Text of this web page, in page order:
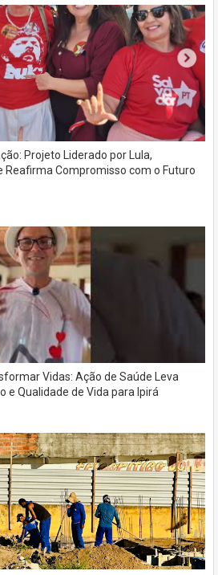
Projeto Liderado por Lula,
Reafirma Compromisso com o Futuro
Vidas: Ação de Saúde Leva
Qualidade de Vida para Ipirá